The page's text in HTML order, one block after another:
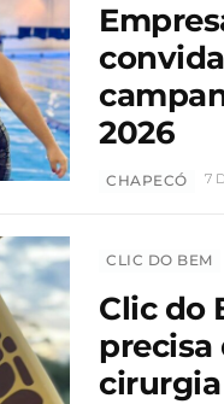
2026
CHAPECÓ 7
CLIC DO BEM
Clic do
precisa